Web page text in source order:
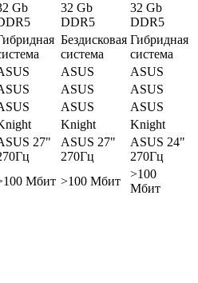
Gb
32 Gb
DDR5
32 Gb
DDR5
Бездисковая
система
Гибридная
система
ASUS
ASUS
ASUS
ASUS
ASUS
ASUS
Knight
Knight
27"
ASUS 27"
270Гц
ASUS 24"
270Гц
Мбит >100 Мбит
>100
Мбит